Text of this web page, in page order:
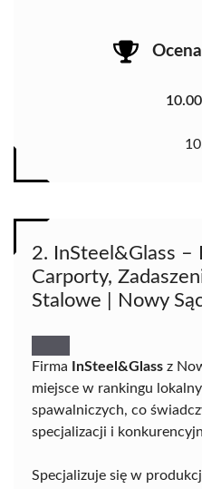
2. InSteel&Glass –
Carporty,
Stalowe | Nowy
Firma InSteel&Glass z
miejsce w rankingu
spawalniczych, co
specjalizacji i
Specjalizuje się w